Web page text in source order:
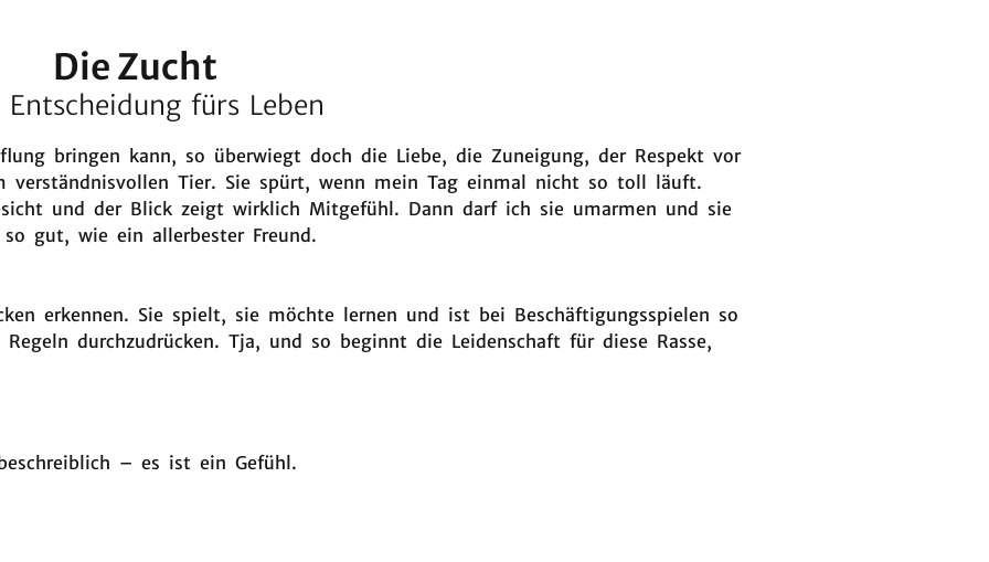
Die Zucht
Entscheidung fürs Leben
bringen kann, so überwiegt doch die Liebe, die Zuneigung, der Respekt vor
verständnisvollen Tier. Sie spürt, wenn mein Tag einmal nicht so toll läuft.
und der Blick zeigt wirklich Mitgefühl. Dann darf ich sie umarmen und sie
gut, wie ein allerbester Freund.
erkennen. Sie spielt, sie möchte lernen und ist bei Beschäftigungsspielen so
durchzudrücken. Tja, und so beginnt die Leidenschaft für diese Rasse,
– es ist ein Gefühl.